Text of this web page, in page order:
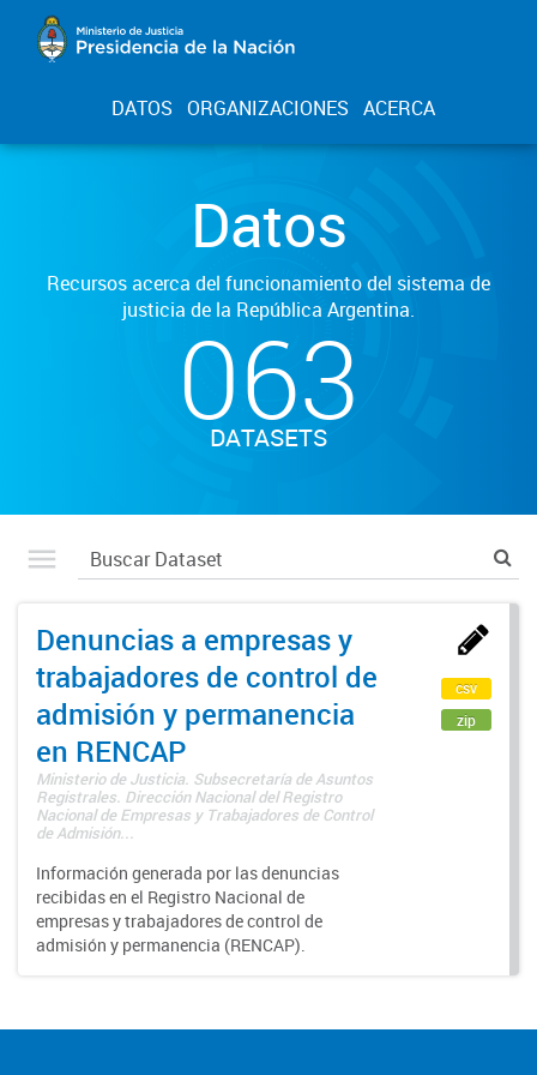
DATOS ORGANIZACIONES ACERCA
Datos
Recursos acerca del funcionamiento del sistema de
justicia de la República Argentina.
063
DATASETS
Denuncias a empresas y
trabajadores de control de
admisión y permanencia
en RENCAP
Ministerio de Justicia. Subsecretaría de Asuntos
Registrales. Dirección Nacional del Registro
Nacional de Empresas y Trabajadores de Control
de Admisión...
Información generada por las denuncias
recibidas en el Registro Nacional de
empresas y trabajadores de control de
admisión y permanencia (RENCAP).
csv
zip